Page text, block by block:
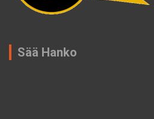
Sää Hanko